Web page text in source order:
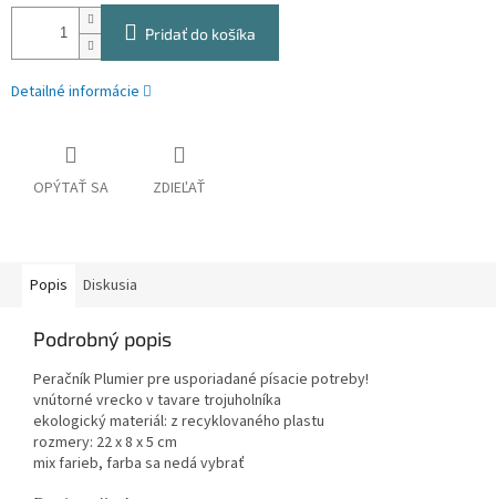
Pridať do košíka
Detailné informácie
OPÝTAŤ SA ZDIEĽAŤ
Popis Diskusia
Podrobný popis
Peračník Plumier pre usporiadané písacie potreby!
vnútorné vrecko v tavare trojuholníka
ekologický materiál: z recyklovaného plastu
rozmery: 22 x 8 x 5 cm
mix farieb, farba sa nedá vybrať